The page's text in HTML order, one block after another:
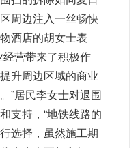
周边注入一丝畅快
酒店的胡女士表
经营带来了积极作
升周边区域的商业
”居民李女士对退围
支持，“地铁线路的
选择，虽然施工期